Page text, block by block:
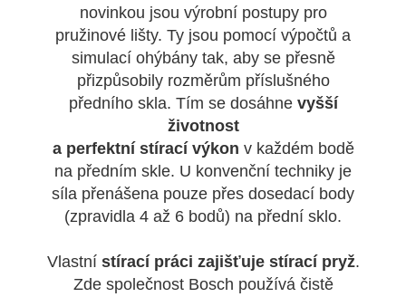
novinkou jsou výrobní postupy pro
pružinové lišty. Ty jsou pomocí výpočtů a
simulací ohýbány tak, aby se přesně
přizpůsobily rozměrům příslušného
předního skla. Tím se dosáhne vyšší
životnost
a perfektní stírací výkon v každém bodě
na předním skle. U konvenční techniky je
síla přenášena pouze přes dosedací body
(zpravidla 4 až 6 bodů) na přední sklo.
Vlastní stírací práci zajišťuje stírací pryž.
Zde společnost Bosch používá čistě